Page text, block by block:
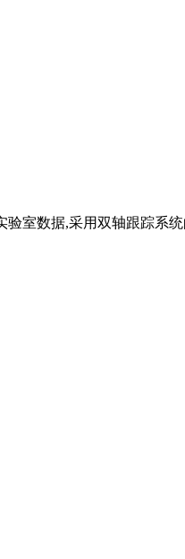
室数据,采用双轴跟踪系